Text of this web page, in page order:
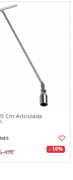
Cm.Articulada
- 10%